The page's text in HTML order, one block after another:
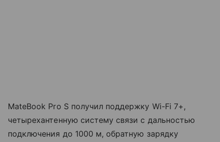
MateBook Pro S получил поддержку Wi-Fi 7+,
четырехантенную систему связи с дальностью
подключения до 1000 м, обратную зарядку